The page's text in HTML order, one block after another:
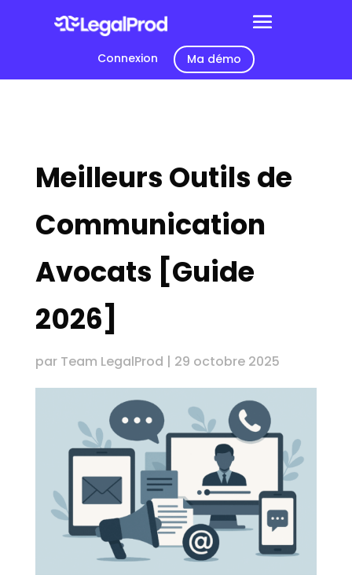
Connexion Ma démo
Meilleurs Outils de
Communication
Avocats [Guide
2026]
par Team LegalProd | 29 octobre 2025